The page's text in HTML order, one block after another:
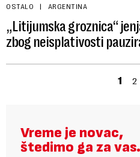
OSTALO ARGENTINA
„Litijumska groznica“
zbog neisplativosti
1 2
Vreme je novac,
štedimo ga za vas.